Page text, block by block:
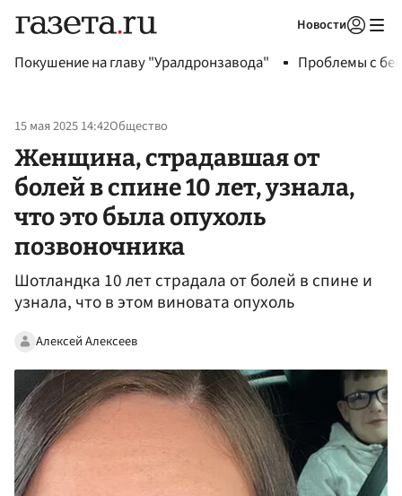
Новости
Покушение на главу "Уралдронзавода" Проблемы с
15 мая 2025 14:42Общество
Женщина, страдавшая от
болей в спине 10 лет, узнала,
что это была опухоль
позвоночника
Шотландка 10 лет страдала от болей в спине и
узнала, что в этом виновата опухоль
Алексей Алексеев